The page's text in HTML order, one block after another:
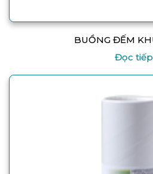
BUỒNG ĐẾM
Đọc tiếp